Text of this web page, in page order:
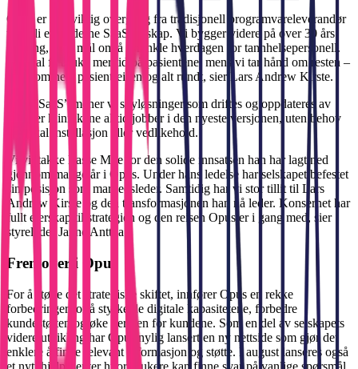
Opus er i en viktig overgang fra tradisjonell programvareleverandør
til å bli et moderne SaaS-selskap. Vi bygger videre på over 30 års
erfaring, med mål om å forenkle hverdagen for tannhelsepersonell.
De skal få bruke mer tid på pasientene, mens vi tar hånd om resten –
gjennom hele pasientreisen og alt rundt, sier Lars Andrew Kirste.
Med “SaaS” mener vi skyløsninger som driftes og oppdateres av
oss, der klinikkene alltid jobber i den nyeste versjonen, uten behov
for lokal installasjon eller vedlikehold.
Vi vil takke Lasse Moe for den solide innsatsen han har lagt ned
gjennom mange år i Opus. Under hans ledelse har selskapet befestet
sin posisjon som markedsleder. Samtidig har vi stor tillit til Lars
Andrew Kirste og den transformasjonen han nå leder. Konsernet har
fullt eierskap til strategien og den reisen Opus er i gang med, sier
styreleder Janne Anttila.
Fremover i Opus
For å støtte det strategiske skiftet, innfører Opus en rekke
forbedringer for å styrke de digitale kapasitetene, forbedre
kundestøtten og øke verdien for kundene. Som en del av selskapets
videre utvikling har Opus nylig lansert en ny nettside som gjør det
enklere å finne relevant informasjon og støtte. I august lanseres også
et nytt hjelpesenter hvor brukere kan finne svar på vanlige spørsmål